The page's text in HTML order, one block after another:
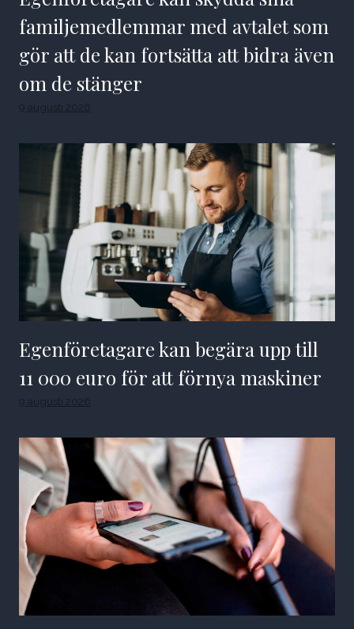
familjemedlemmar med avtalet som
gör att de kan fortsätta att bidra även
om de stänger
9 augusti 2026
Egenföretagare kan begära upp till
11 000 euro för att förnya maskiner
9 augusti 2026